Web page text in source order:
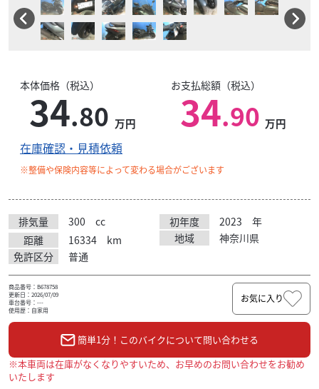
本体価格（税込）
34.80 万円
お支払総額（税込）
34.90 万円
在庫確認・見積依頼
※整備や保険内容等によって変わる場合がございます
排気量 300 cc 初年度 2023
年
距離
16334 km 地域
神奈川県
免許区分
普通
商品番号：B678758
更新日：2026/07/09
車台番号：---
使用歴：自家用
お気に入り
簡単1分！このバイクについて問い合わせる
※本車両は在庫がなくなりやすいため、お早めのお問い合わせをお勧め
いたします